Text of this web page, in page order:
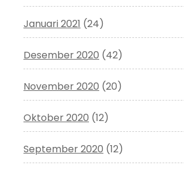
Januari 2021 (24)
Desember 2020 (42)
November 2020 (20)
Oktober 2020 (12)
September 2020 (12)